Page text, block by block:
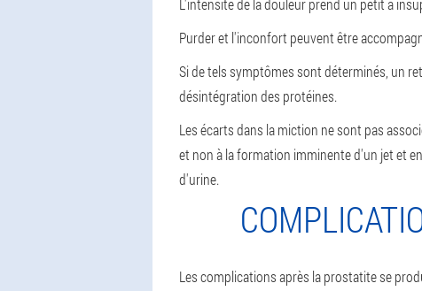
L'intensité de la douleur prend un petit à
Purder et l'inconfort peuvent être
Si de tels symptômes sont déterminés, un
désintégration des protéines.
Les écarts dans la miction ne sont pas
et non à la formation imminente d'un jet et
d'urine.
Les complications après la prostatite se